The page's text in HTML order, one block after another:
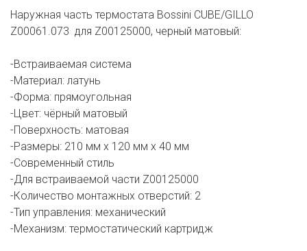
Наружная часть термостата Bossini CUBE/GILLO
Z00061.073 для Z00125000, черный матовый:
-Встраиваемая система
-Материал: латунь
-Форма: прямоугольная
-Цвет: чёрный матовый
-Поверхность: матовая
-Размеры: 210 мм х 120 мм х 40 мм
-Современный стиль
-Для встраиваемой части Z00125000
-Количество монтажных отверстий: 2
-Тип управления: механический
-Механизм: термостатический картридж